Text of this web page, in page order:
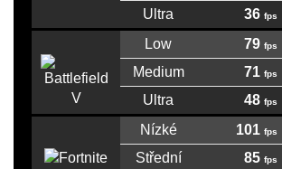
Ultra
36
Low
79
Medium
71
Ultra
48
Nízké
101
Střední
85